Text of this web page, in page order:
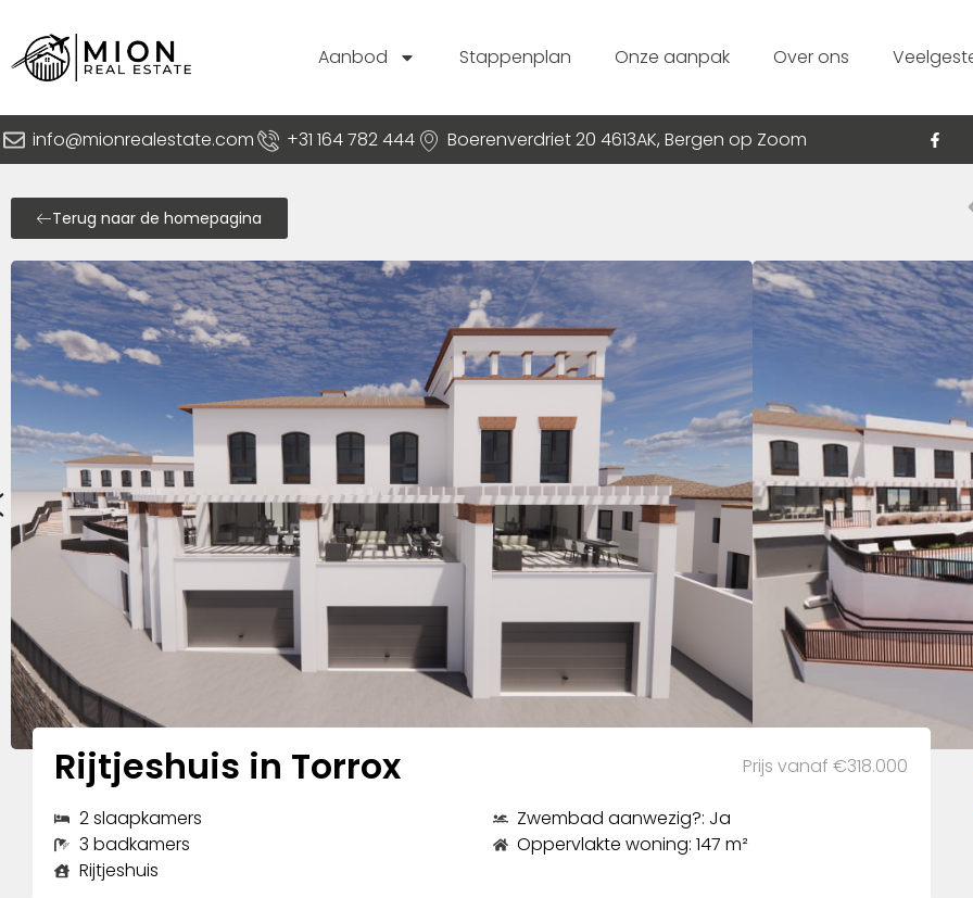
Aanbod Stappenplan Onze aanpak Over ons
info@mionrealestate.com +31 164 782 444 Boerenverdriet 20 4613AK, Bergen op Zoom
Terug naar de homepagina
Rijtjeshuis in Torrox Prijs vanaf €318.000
2 slaapkamers
3 badkamers
Rijtjeshuis
Zwembad aanwezig?: Ja
Oppervlakte woning: 147 m²